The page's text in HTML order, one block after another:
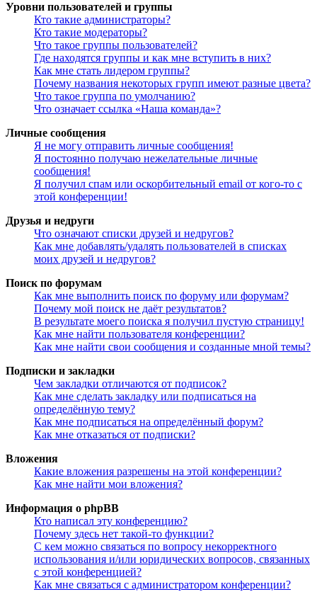
Уровни пользователей и группы
Кто такие администраторы?
Кто такие модераторы?
Что такое группы пользователей?
Где находятся группы и как мне вступить в них?
Как мне стать лидером группы?
Почему названия некоторых групп имеют разные цвета?
Что такое группа по умолчанию?
Что означает ссылка «Наша команда»?
Личные сообщения
Я не могу отправить личные сообщения!
Я постоянно получаю нежелательные личные
сообщения!
Я получил спам или оскорбительный email от кого-то с
этой конференции!
Друзья и недруги
Что означают списки друзей и недругов?
Как мне добавлять/удалять пользователей в списках
моих друзей и недругов?
Поиск по форумам
Как мне выполнить поиск по форуму или форумам?
Почему мой поиск не даёт результатов?
В результате моего поиска я получил пустую страницу!
Как мне найти пользователя конференции?
Как мне найти свои сообщения и созданные мной темы?
Подписки и закладки
Чем закладки отличаются от подписок?
Как мне сделать закладку или подписаться на
определённую тему?
Как мне подписаться на определённый форум?
Как мне отказаться от подписки?
Вложения
Какие вложения разрешены на этой конференции?
Как мне найти мои вложения?
Информация о phpBB
Кто написал эту конференцию?
Почему здесь нет такой-то функции?
С кем можно связаться по вопросу некорректного
использования и/или юридических вопросов, связанных
с этой конференцией?
Как мне связаться с администратором конференции?